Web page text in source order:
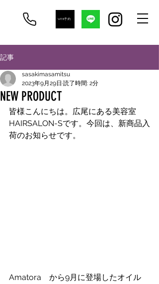
WEB予約
記事
NEW PRODUCT
sasakimasamitsu
2023年9月29日 読了時間: 2分
皆様こんにちは。広尾にある美容室
HAIRSALON-Sです。今回は、新商品入
荷のお知らせです。
Amatora　から9月に登場したオイル